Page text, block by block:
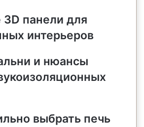
панели для
интерьеров
и нюансы
выбрать печь